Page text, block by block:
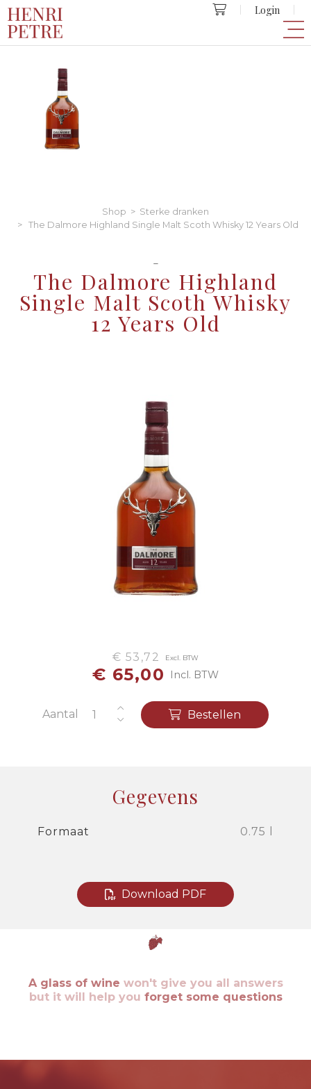
Login
Shop > Sterke dranken
> The Dalmore Highland Single Malt Scoth Whisky 12 Years Old
-
The Dalmore Highland
Single Malt Scoth Whisky
12 Years Old
€ 53,72 Excl. BTW
€ 65,00 Incl. BTW
Aantal Bestellen
Gegevens
Formaat 0.75 l
Download PDF
A glass of wine won't give you all answers
but it will help you forget some questions